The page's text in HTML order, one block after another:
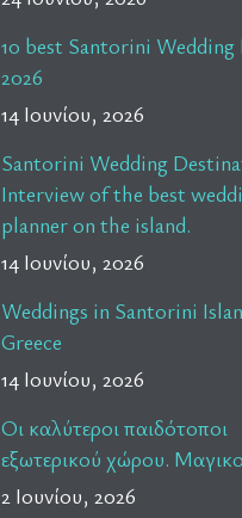
10 best Santorini Wedding
2026
14 Ιουνίου, 2026
Santorini Wedding
Interview of the best
planner on the island.
14 Ιουνίου, 2026
Weddings in Santorini
Greece
14 Ιουνίου, 2026
Οι καλύτεροι παιδότοποι
εξωτερικού χώρου.
2 Ιουνίου, 2026